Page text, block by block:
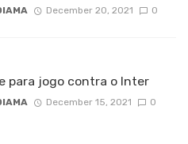
December 20, 2021 0
para jogo contra o Inter
December 15, 2021 0